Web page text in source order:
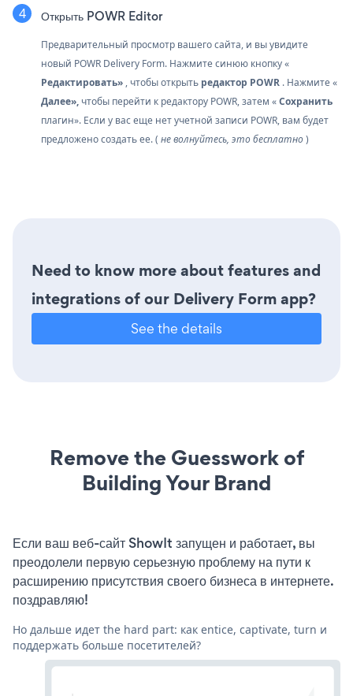
Открыть POWR Editor
Предварительный просмотр вашего сайта, и вы увидите
новый POWR Delivery Form. Нажмите синюю кнопку «
Редактировать» , чтобы открыть редактор POWR . Нажмите «
Далее», чтобы перейти к редактору POWR, затем «Сохранить
плагин». Если у вас еще нет учетной записи POWR, вам будет
предложено создать ее. ( не волнуйтесь, это бесплатно)
Need to know more about features and
integrations of our Delivery Form app?
See the details
Remove the Guesswork of
Building Your Brand
Если ваш веб-сайт ShowIt запущен и работает, вы
преодолели первую серьезную проблему на пути к
расширению присутствия своего бизнеса в интернете.
поздравляю!
Но дальше идет the hard part: как entice, captivate, turn и
поддержать больше посетителей?